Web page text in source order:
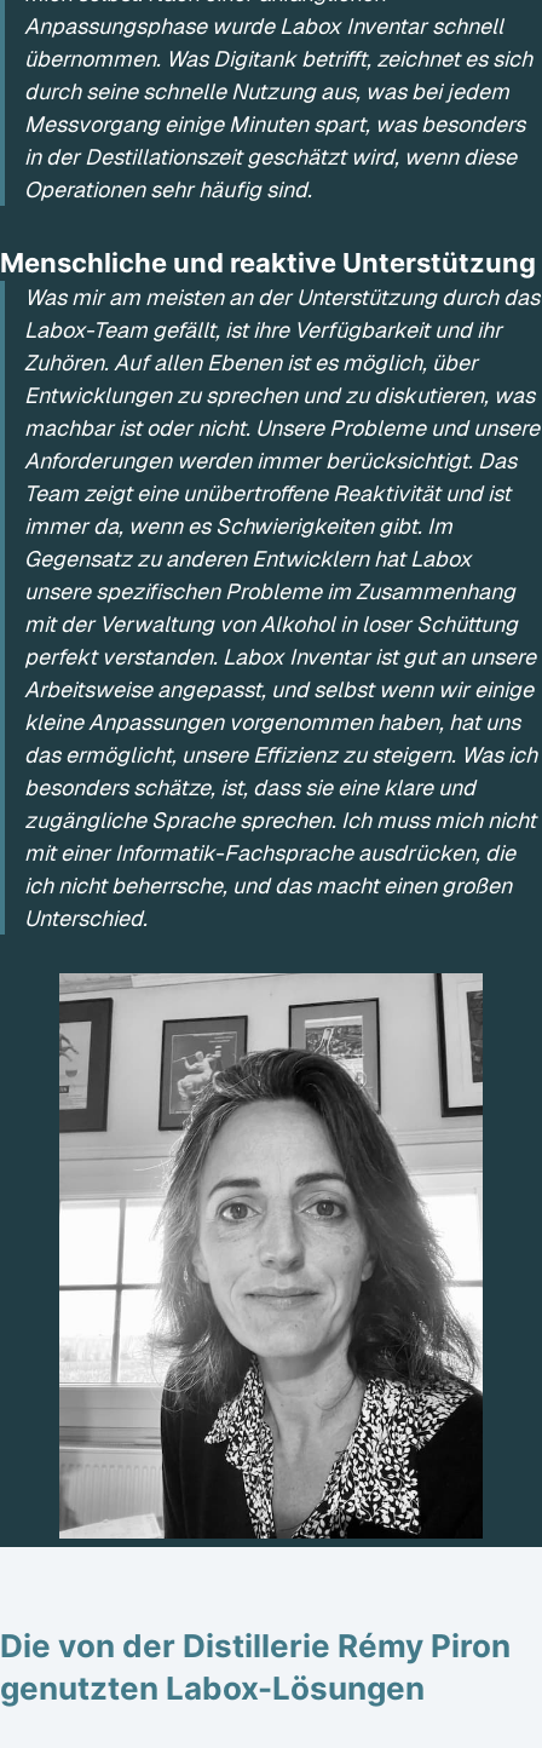
Anpassungsphase wurde Labox Inventar schnell
übernommen. Was Digitank betrifft, zeichnet es sich
durch seine schnelle Nutzung aus, was bei jedem
Messvorgang einige Minuten spart, was besonders
in der Destillationszeit geschätzt wird, wenn diese
Operationen sehr häufig sind.
Menschliche und reaktive Unterstützung
Was mir am meisten an der Unterstützung durch das
Labox-Team gefällt, ist ihre Verfügbarkeit und ihr
Zuhören. Auf allen Ebenen ist es möglich, über
Entwicklungen zu sprechen und zu diskutieren, was
machbar ist oder nicht. Unsere Probleme und unsere
Anforderungen werden immer berücksichtigt. Das
Team zeigt eine unübertroffene Reaktivität und ist
immer da, wenn es Schwierigkeiten gibt. Im
Gegensatz zu anderen Entwicklern hat Labox
unsere spezifischen Probleme im Zusammenhang
mit der Verwaltung von Alkohol in loser Schüttung
perfekt verstanden. Labox Inventar ist gut an unsere
Arbeitsweise angepasst, und selbst wenn wir einige
kleine Anpassungen vorgenommen haben, hat uns
das ermöglicht, unsere Effizienz zu steigern. Was ich
besonders schätze, ist, dass sie eine klare und
zugängliche Sprache sprechen. Ich muss mich nicht
mit einer Informatik-Fachsprache ausdrücken, die
ich nicht beherrsche, und das macht einen großen
Unterschied.
Die von der Distillerie Rémy Piron
genutzten Labox-Lösungen